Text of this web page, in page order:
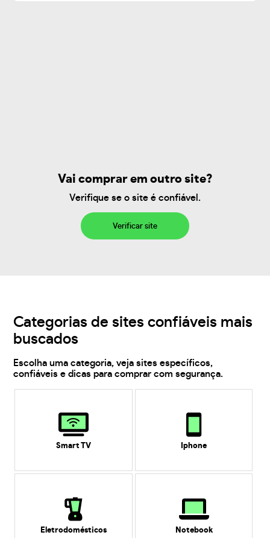
Vai comprar em outro site?
Verifique se o site é confiável.
Verificar site
Categorias de sites confiáveis mais
buscados
Escolha uma categoria, veja sites específicos,
confiáveis e dicas para comprar com segurança.
Smart TV Iphone
Eletrodomésticos Notebook